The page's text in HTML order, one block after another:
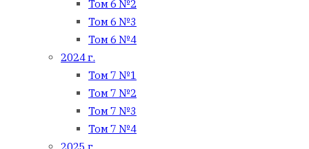
Том 6 №2
Том 6 №3
Том 6 №4
2024 г.
Том 7 №1
Том 7 №2
Том 7 №3
Том 7 №4